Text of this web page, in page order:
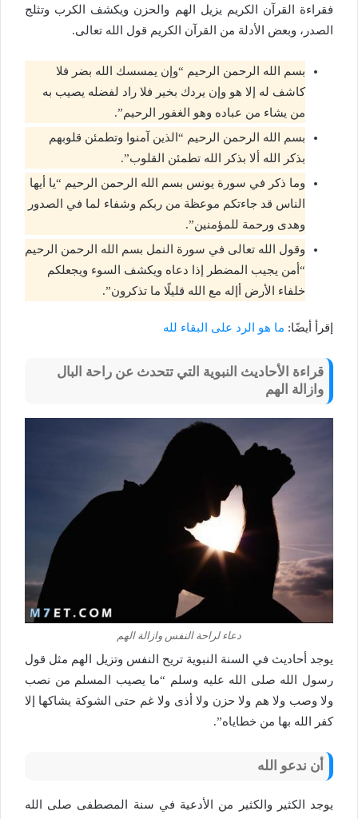
فقراءة القرآن الكريم يزيل الهم والحزن ويكشف الكرب وتثلج
الصدر، وبعض الأدلة من القرآن الكريم قول الله تعالى.
بسم الله الرحمن الرحيم “وإن يمسسك الله بضر فلا
كاشف له إلا هو وإن يردك بخير فلا راد لفضله يصيب به
من يشاء من عباده وهو الغفور الرحيم”.
بسم الله الرحمن الرحيم “الذين آمنوا وتطمئن قلوبهم
بذكر الله ألا بذكر الله تطمئن القلوب”.
وما ذكر في سورة يونس بسم الله الرحمن الرحيم “يا أيها
الناس قد جاءتكم موعظة من ربكم وشفاء لما في الصدور
وهدى ورحمة للمؤمنين”.
وقول الله تعالى في سورة النمل بسم الله الرحمن الرحيم
“أمن يجيب المضطر إذا دعاه ويكشف السوء ويجعلكم
خلفاء الأرض أإله مع الله قليلًا ما تذكرون”.
إقرأ أيضًا: ما هو الرد على البقاء لله
قراءة الأحاديث النبوية التي تتحدث عن راحة البال
وازالة الهم
دعاء لراحة النفس وازالة الهم
يوجد أحاديث في السنة النبوية تريح النفس وتزيل الهم مثل قول
رسول الله صلى الله عليه وسلم “ما يصيب المسلم من نصب
ولا وصب ولا هم ولا حزن ولا أذى ولا غم حتى الشوكة يشاكها إلا
كفر الله بها من خطاياه”.
أن ندعو الله
يوجد الكثير والكثير من الأدعية في سنة المصطفى صلى الله